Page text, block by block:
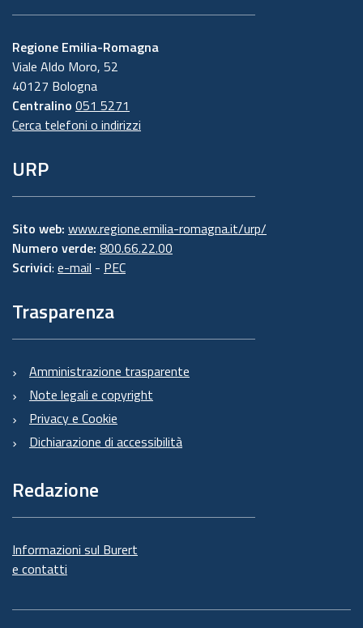
Regione Emilia-Romagna
Viale Aldo Moro, 52
40127 Bologna
Centralino 051 5271
Cerca telefoni o indirizzi
URP
Sito web: www.regione.emilia-romagna.it/urp/
Numero verde: 800.66.22.00
Scrivici: e-mail - PEC
Trasparenza
Amministrazione trasparente
Note legali e copyright
Privacy e Cookie
Dichiarazione di accessibilità
Redazione
Informazioni sul Burert
e contatti